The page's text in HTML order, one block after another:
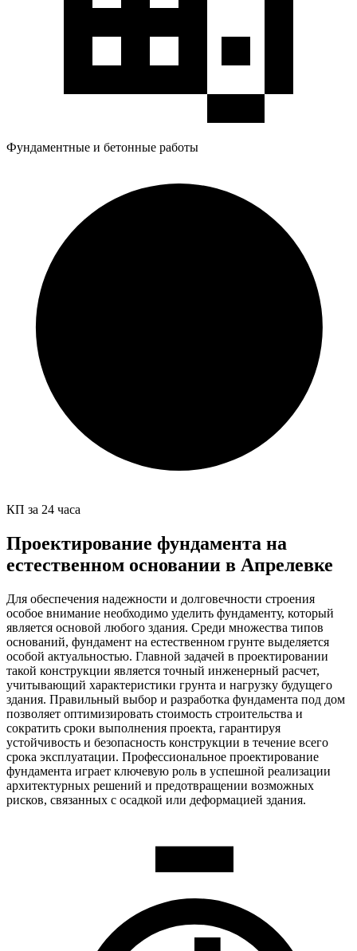
Фундаментные и бетонные работы
КП за 24 часа
Проектирование фундамента на
естественном основании в Апрелевке
Для обеспечения надежности и долговечности строения
особое внимание необходимо уделить фундаменту, который
является основой любого здания. Среди множества типов
оснований, фундамент на естественном грунте выделяется
особой актуальностью. Главной задачей в проектировании
такой конструкции является точный инженерный расчет,
учитывающий характеристики грунта и нагрузку будущего
здания. Правильный выбор и разработка фундамента под дом
позволяет оптимизировать стоимость строительства и
сократить сроки выполнения проекта, гарантируя
устойчивость и безопасность конструкции в течение всего
срока эксплуатации. Профессиональное проектирование
фундамента играет ключевую роль в успешной реализации
архитектурных решений и предотвращении возможных
рисков, связанных с осадкой или деформацией здания.